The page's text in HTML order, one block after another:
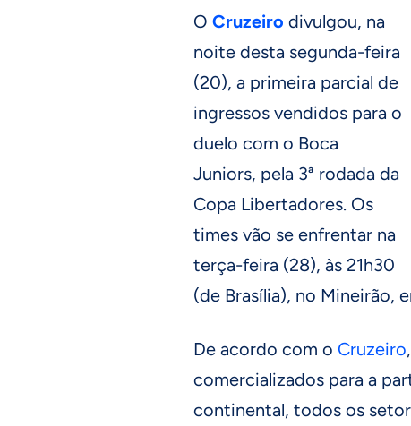
O Cruzeiro divulgou, na
noite desta segunda-feira
(20), a primeira parcial de
ingressos vendidos para o
duelo com o Boca
Juniors, pela 3ª rodada da
Copa Libertadores. Os
times vão se enfrentar na
terça-feira (28), às 21h30
(de Brasília), no Mineirão,
De acordo com o Cruzeiro,
comercializados para a
continental, todos os